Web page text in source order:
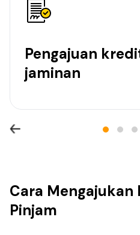
Pengajuan
jaminan
Cara Mengajukan
Pinjam